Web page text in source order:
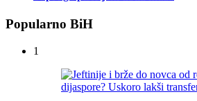
Popularno BiH
1